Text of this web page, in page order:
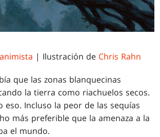
| Ilustración de Chris Rahn
que las zonas blanquecinas
la tierra como riachuelos secos.
eso. Incluso la peor de las sequías
más preferible que la amenaza a la
el mundo.